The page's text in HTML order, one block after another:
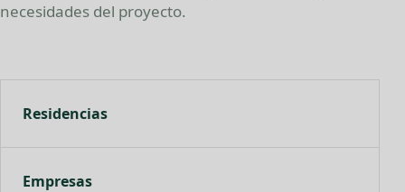
necesidades del proyecto.
Residencias
Empresas